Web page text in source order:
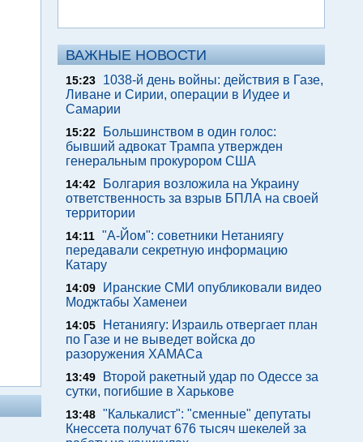
ВАЖНЫЕ НОВОСТИ
15:23
1038-й день войны: действия в Газе,
Ливане и Сирии, операции в Иудее и
Самарии
15:22
Большинством в один голос:
бывший адвокат Трампа утвержден
генеральным прокурором США
14:42
Болгария возложила на Украину
ответственность за взрыв БПЛА на своей
территории
14:11 "А-Йом": советники Нетаниягу
передавали секретную информацию
Катару
14:09
Иранские СМИ опубликовали видео
Моджтабы Хаменеи
14:05
Нетаниягу: Израиль отвергает план
по Газе и не выведет войска до
разоружения ХАМАСа
13:49
Второй ракетный удар по Одессе за
сутки, погибшие в Харькове
13:48 "Калькалист": "сменные" депутаты
Кнессета получат 676 тысяч шекелей за